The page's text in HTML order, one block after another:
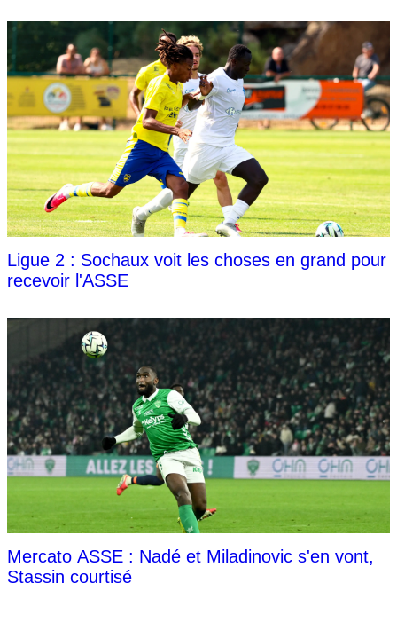
Ligue 2 : Sochaux voit les choses en grand pour
recevoir l'ASSE
Mercato ASSE : Nadé et Miladinovic s'en vont,
Stassin courtisé